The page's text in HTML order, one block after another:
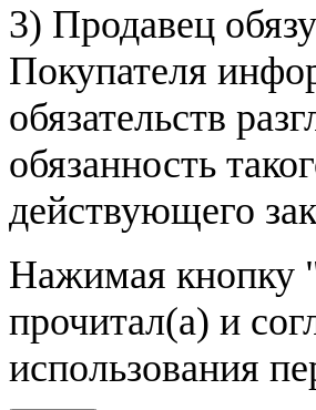
3) Продавец
Покупателя
обязательств
обязанность
действующего
Нажимая кнопку
прочитал(а) и
использования